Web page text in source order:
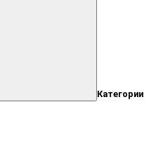
Категории